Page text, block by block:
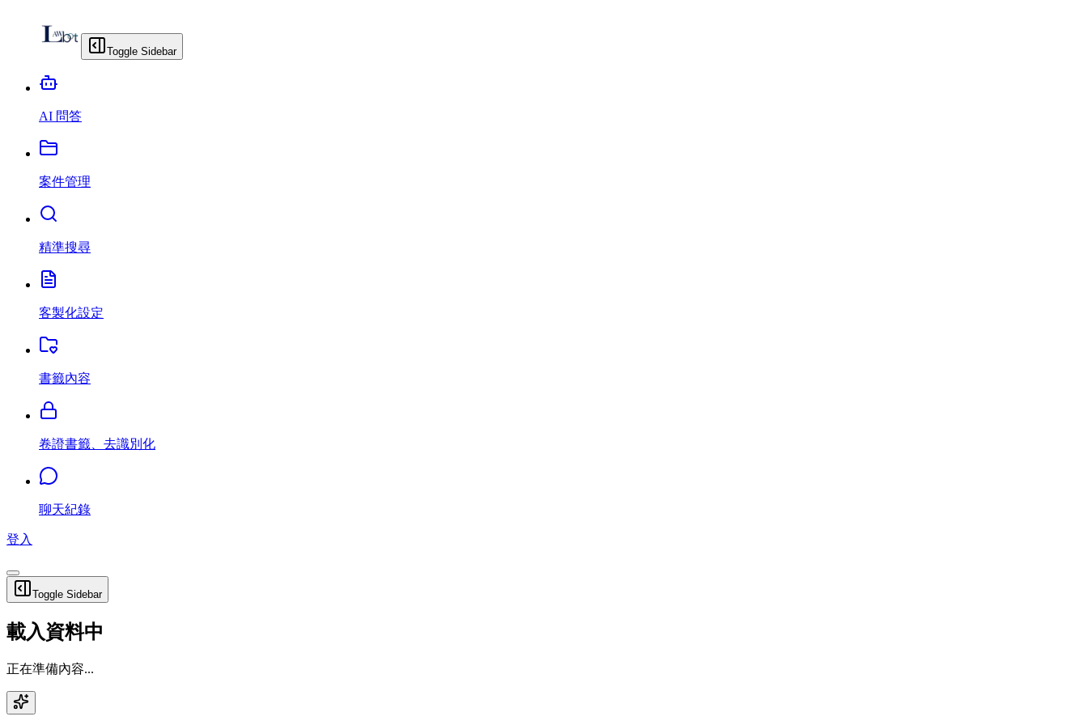
Toggle Sidebar
AI 問答
案件管理
精準搜尋
客製化設定
書籤內容
卷證書籤、去識別化
聊天紀錄
登入
Toggle Sidebar
載入資料中
正在準備內容...